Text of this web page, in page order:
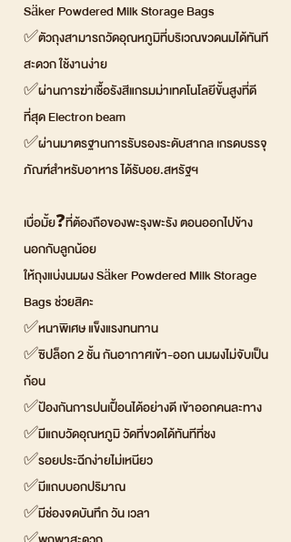
Säker Powdered Milk Storage Bags
✅ตัวถุงสามารถวัดอุณหภูมิที่บริเวณขวดนมได้ทันที
สะดวก ใช้งานง่าย
✅ผ่านการฆ่าเชื้อรังสีแกรมม่าเทคโนโลยีขั้นสูงที่ดี
ที่สุด Electron beam
✅ผ่านมาตรฐานการรับรองระดับสากล เกรดบรรจุ
ภัณฑ์สำหรับอาหาร ได้รับอย.สหรัฐฯ
เบื่อมั้ย❓ที่ต้องถือของพะรุงพะรัง ตอนออกไปข้าง
นอกกับลูกน้อย
ให้ถุงแบ่งนมผง Säker Powdered Milk Storage
Bags ช่วยสิคะ
✅หนาพิเศษ แข็งแรงทนทาน
✅ซิปล็อก 2 ชั้น กันอากาศเข้า-ออก นมผงไม่จับเป็น
ก้อน
✅ป้องกันการปนเปื้อนได้อย่างดี เข้าออกคนละทาง
✅มีแถบวัดอุณหภูมิ วัดที่ขวดได้ทันทีที่ชง
✅รอยประฉีกง่ายไม่เหนียว
✅มีแถบบอกปริมาณ
✅มีช่องจดบันทึก วัน เวลา